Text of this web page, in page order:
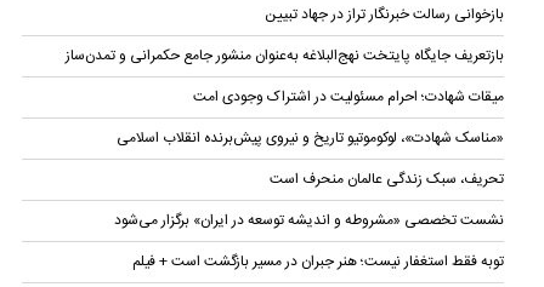
بازخوانی رسالت خبرنگار تراز در جهاد تبیین
بازتعریف جایگاه پایتخت نهج‌البلاغه به‌عنوان منشور جامع حکمرانی و تمدن‌ساز
میقات شهادت؛ احرام مسئولیت در اشتراک وجودی امت
«مناسک شهادت»، لوکوموتیو تاریخ و نیروی پیش‌برنده انقلاب اسلامی
تحریف، سبک زندگی عالمان منحرف است
نشست تخصصی «مشروطه و اندیشه توسعه در ایران» برگزار می‌شود
توبه فقط استغفار نیست؛ هنر جبران در مسیر بازگشت است + فیلم